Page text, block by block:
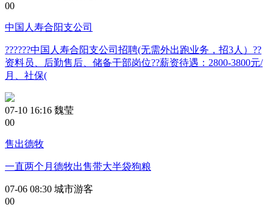
00
中国人寿合阳支公司
??????中国人寿合阳支公司招聘(无需外出跑业务，招3人）??
资料员、后勤售后、储备干部岗位??薪资待遇：2800-3800元/
月、社保(
07-10 16:16 魏莹
00
售出德牧
一直两个月德牧出售带大半袋狗粮
07-06 08:30 城市游客
00